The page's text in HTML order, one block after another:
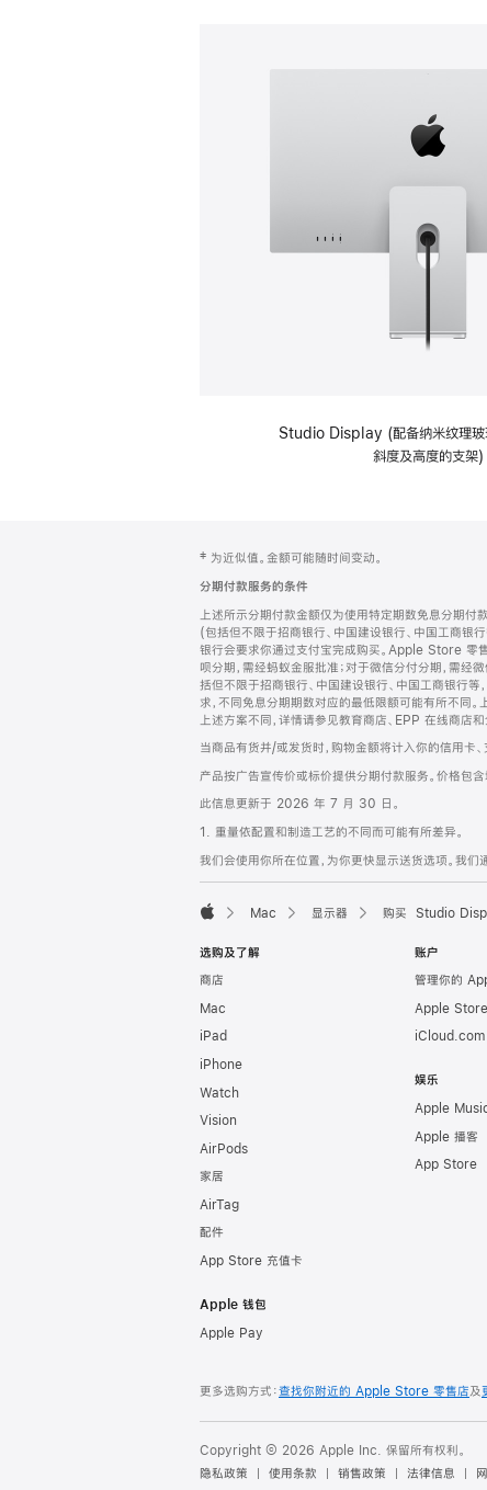
Studio Display (配备纳米纹理玻
斜度及高度的支架)
页
脚
注
‡ 为近似值。金额可能随时间变动。
分期付款服务的条件
上述所示分期付款金额仅为使用特定期数免息分期付
(包括但不限于招商银行、中国建设银行、中国工商银
银行会要求你通过支付宝完成购买。Apple Store 零
呗分期，需经蚂蚁金服批准；对于微信分付分期，需
括但不限于招商银行、中国建设银行、中国工商银行
求，不同免息分期期数对应的最低限额可能有所不同
上述方案不同，详情请参见教育商店、EPP 在线商
当商品有货并/或发货时，购物金额将计入你的信用卡
产品按广告宣传价或标价提供分期付款服务。价格包
此信息更新于 2026 年 7 月 30 日。
1. 重量依配置和制造工艺的不同而可能有所差异。
我们会使用你所在位置，为你更快显示送货选项。我
Mac 显示器 购买 Studio
选购及了解
商店
Mac
iPad
iPhone
Watch
Vision
AirPods
家居
AirTag
配件
App Store 充值卡
Apple 钱包
Apple Pay
账户
管理你的
Apple
iCloud.com
娱乐
Apple
Apple 播客
App Store
更多选购方式：查找你附近的 Apple Store 零售店及
Copyright © 2026 Apple Inc. 保留所有权利。
隐私政策
使用条款 销售政策 法律信息